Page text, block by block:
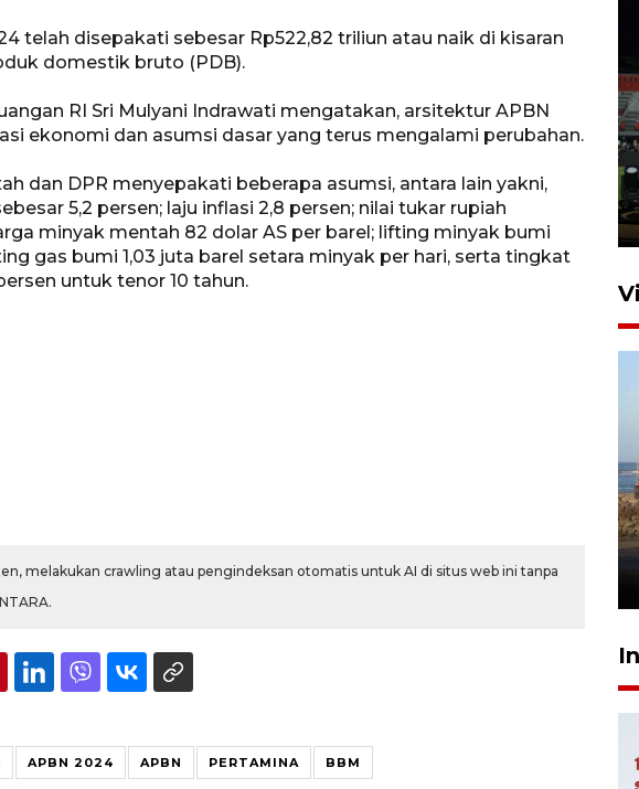
telah disepakati sebesar Rp522,82 triliun atau naik di kisaran
domestik bruto (PDB).
RI Sri Mulyani Indrawati mengatakan, arsitektur APBN
ekonomi dan asumsi dasar yang terus mengalami perubahan.
dan DPR menyepakati beberapa asumsi, antara lain yakni,
5,2 persen; laju inflasi 2,8 persen; nilai tukar rupiah
minyak mentah 82 dolar AS per barel; lifting minyak bumi
gas bumi 1,03 juta barel setara minyak per hari, serta tingkat
untuk tenor 10 tahun.
melakukan crawling atau pengindeksan otomatis untuk AI di situs web ini tanpa
APBN 2024 APBN PERTAMINA BBM
Tiga matra TNI unjuk
kemampuan tempur Perisai
latihan di Kepri
5 Agustus 2026 16:28
26 Juli 2026 21:18